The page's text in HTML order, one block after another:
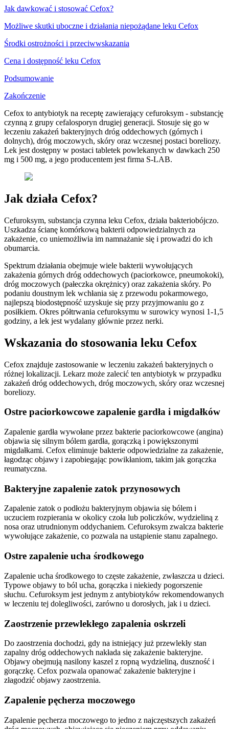
Jak dawkować i stosować Cefox?
Możliwe skutki uboczne i działania niepożądane leku Cefox
Środki ostrożności i przeciwwskazania
Cena i dostępność leku Cefox
Podsumowanie
Zakończenie
Cefox to antybiotyk na receptę zawierający cefuroksym - substancję
czynną z grupy cefalosporyn drugiej generacji. Stosuje się go w
leczeniu zakażeń bakteryjnych dróg oddechowych (górnych i
dolnych), dróg moczowych, skóry oraz wczesnej postaci boreliozy.
Lek jest dostępny w postaci tabletek powlekanych w dawkach 250
mg i 500 mg, a jego producentem jest firma S-LAB.
Jak działa Cefox?
Cefuroksym, substancja czynna leku Cefox, działa bakteriobójczo.
Uszkadza ścianę komórkową bakterii odpowiedzialnych za
zakażenie, co uniemożliwia im namnażanie się i prowadzi do ich
obumarcia.
Spektrum działania obejmuje wiele bakterii wywołujących
zakażenia górnych dróg oddechowych (paciorkowce, pneumokoki),
dróg moczowych (pałeczka okrężnicy) oraz zakażenia skóry. Po
podaniu doustnym lek wchłania się z przewodu pokarmowego,
najlepszą biodostępność uzyskuje się przy przyjmowaniu go z
posiłkiem. Okres półtrwania cefuroksymu w surowicy wynosi 1-1,5
godziny, a lek jest wydalany głównie przez nerki.
Wskazania do stosowania leku Cefox
Cefox znajduje zastosowanie w leczeniu zakażeń bakteryjnych o
różnej lokalizacji. Lekarz może zalecić ten antybiotyk w przypadku
zakażeń dróg oddechowych, dróg moczowych, skóry oraz wczesnej
boreliozy.
Ostre paciorkowcowe zapalenie gardła i migdałków
Zapalenie gardła wywołane przez bakterie paciorkowcowe (angina)
objawia się silnym bólem gardła, gorączką i powiększonymi
migdałkami. Cefox eliminuje bakterie odpowiedzialne za zakażenie,
łagodząc objawy i zapobiegając powikłaniom, takim jak gorączka
reumatyczna.
Bakteryjne zapalenie zatok przynosowych
Zapalenie zatok o podłożu bakteryjnym objawia się bólem i
uczuciem rozpierania w okolicy czoła lub policzków, wydzieliną z
nosa oraz utrudnionym oddychaniem. Cefuroksym zwalcza bakterie
wywołujące zakażenie, co pozwala na ustąpienie stanu zapalnego.
Ostre zapalenie ucha środkowego
Zapalenie ucha środkowego to częste zakażenie, zwłaszcza u dzieci.
Typowe objawy to ból ucha, gorączka i niekiedy pogorszenie
słuchu. Cefuroksym jest jednym z antybiotyków rekomendowanych
w leczeniu tej dolegliwości, zarówno u dorosłych, jak i u dzieci.
Zaostrzenie przewlekłego zapalenia oskrzeli
Do zaostrzenia dochodzi, gdy na istniejący już przewlekły stan
zapalny dróg oddechowych nakłada się zakażenie bakteryjne.
Objawy obejmują nasilony kaszel z ropną wydzieliną, duszność i
gorączkę. Cefox pozwala opanować zakażenie bakteryjne i
złagodzić objawy zaostrzenia.
Zapalenie pęcherza moczowego
Zapalenie pęcherza moczowego to jedno z najczęstszych zakażeń